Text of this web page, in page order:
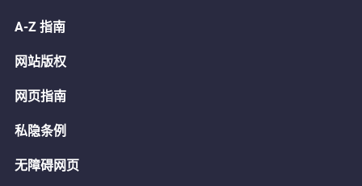
A-Z 指南
网站版权
网页指南
私隐条例
无障碍网页